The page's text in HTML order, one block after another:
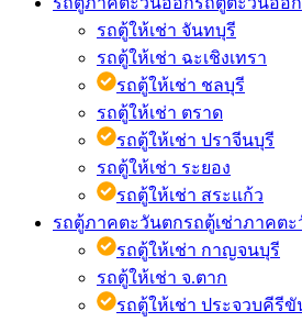
รถตู้ให้เช่า จันทบุรี
รถตู้ให้เช่า ฉะเชิงเทรา
รถตู้ให้เช่า ชลบุรี
รถตู้ให้เช่า ตราด
รถตู้ให้เช่า ปราจีนบุรี
รถตู้ให้เช่า ระยอง
รถตู้ให้เช่า สระแก้ว
รถตู้ภาคตะวันตกรถตู้เช่าภาคต
รถตู้ให้เช่า กาญจนบุรี
รถตู้ให้เช่า จ.ตาก
รถตู้ให้เช่า ประจวบคีรีขั